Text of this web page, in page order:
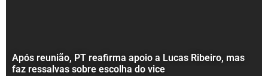
Após reunião, PT reafirma apoio a Lucas Ribeiro, mas
faz ressalvas sobre escolha do vice